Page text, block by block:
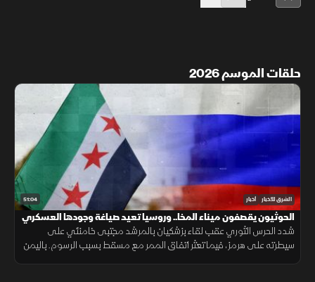
حلقات الموسم 2026
51:04 الشرق للأخبار أخبار
الحوثيون يقصفون ميناء المخا.. وروسيا تعيد صياغة وجودها العسكري
بسوريا
شدد الحرس الثوري عقب لقاء بزشكيان بالمرشد مجتبى خامنئي على
سيطرته على هرمز، فيما تعثر اتفاق الممر مع مسقط بسبب الرسوم. باليمن